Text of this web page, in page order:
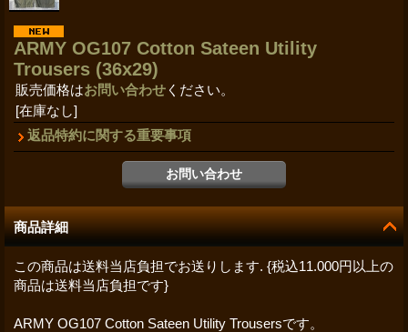
ARMY OG107 Cotton Sateen Utility
Trousers (36x29)
販売価格はお問い合わせ ください。
[在庫なし]
返品特約に関する重要事項
商品詳細
この商品は送料当店負担でお送りします. {税込11.000円以上の
商品は送料当店負担です}
ARMY OG107 Cotton Sateen Utility Trousersです。